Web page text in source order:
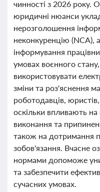
чинності з 2026 року.
юридичні нюанси
нерозголошення
неконкуренцію (NCA),
інформування
умовах воєнного
використовувати
зміни та роз'яснення
роботодавців,
оскільки впливають
виконання та
також на дотримання
зобов'язання. Вчасне
нормами допоможе
та забезпечити
сучасних умовах.